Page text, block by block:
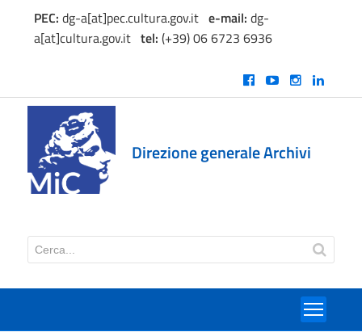
PEC: dg-a[at]pec.cultura.gov.ite-mail: dg-
a[at]cultura.gov.ittel: (+39) 06 6723 6936
Direzione generale Archivi